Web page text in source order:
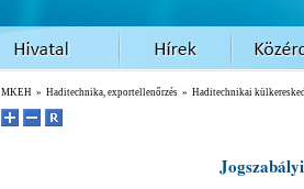
MKEH » Haditechnika, exportellenőrzés » Haditechnikai